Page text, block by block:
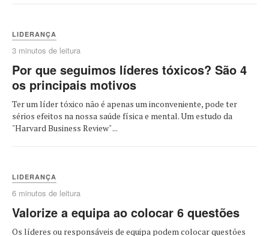
LIDERANÇA
3 minutos de leitura
Por que seguimos líderes tóxicos? São 4
os principais motivos
Ter um líder tóxico não é apenas um inconveniente, pode ter
sérios efeitos na nossa saúde física e mental. Um estudo da
"Harvard Business Review" ...
LIDERANÇA
6 minutos de leitura
Valorize a equipa ao colocar 6 questões
Os líderes ou responsáveis de equipa podem colocar questões